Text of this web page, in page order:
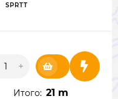
SPRTT
+
Итого: 21 m